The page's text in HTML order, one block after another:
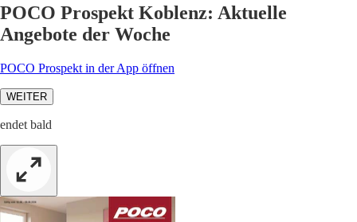
POCO Prospekt Koblenz: Aktuelle
Angebote der Woche
POCO Prospekt in der App öffnen
WEITER
endet bald